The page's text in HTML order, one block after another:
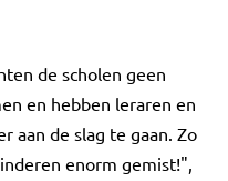
de scholen geen
en hebben leraren en
aan de slag te gaan. Zo
enorm gemist!",